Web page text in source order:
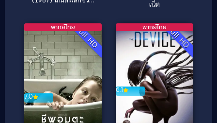
เน็ต
Full HD
7.0
พากย์ไทย Full HD
6.1
พากย์ไทย